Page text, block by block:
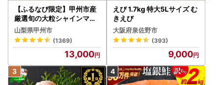
【ふるなび限定】甲州市産
厳選旬の大粒シャインマス
カット 約1.3kg 2～3房【2
026年発送】（MG）B12-
472 FN-Limited-VO シャ
インマスカット フルーツ
山梨県甲州市
(1369)
13,000
えび 1.7kg 特大5Lサイズ む
きえび
大阪府泉佐野市
(393)
9,000